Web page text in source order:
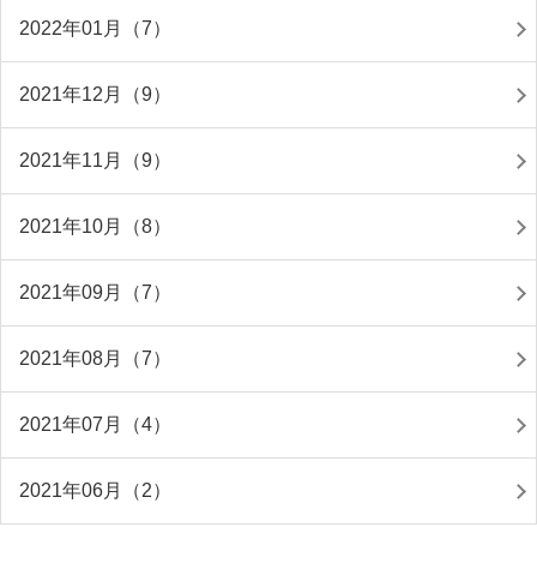
2022年01月（7）
2021年12月（9）
2021年11月（9）
2021年10月（8）
2021年09月（7）
2021年08月（7）
2021年07月（4）
2021年06月（2）